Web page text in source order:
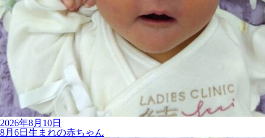
2026年8月10日
8月6日生まれの赤ちゃん